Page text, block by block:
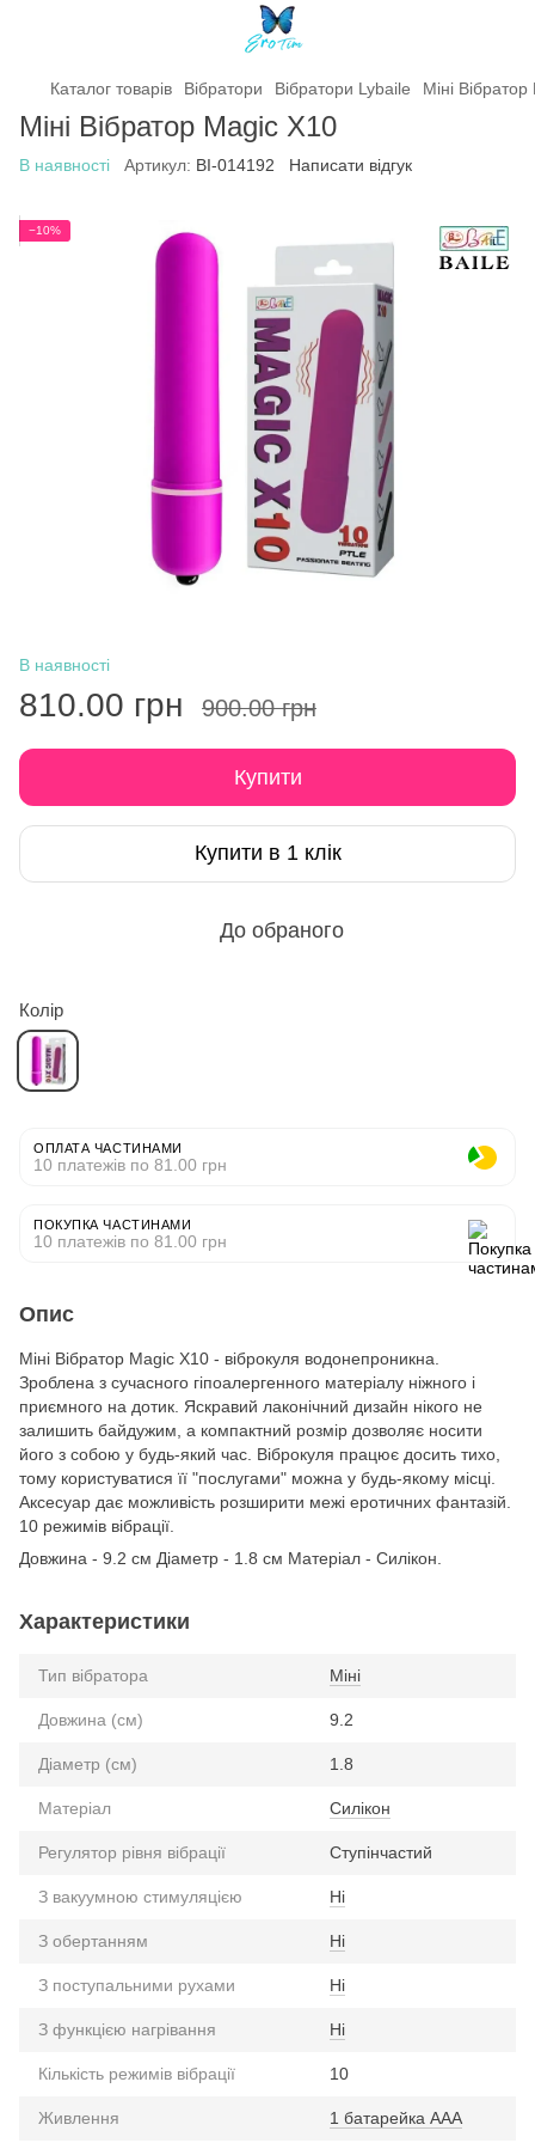
Каталог товарів Вібратори Вібратори Lybaile Міні
Міні Вібратор Magic X10
В наявності Артикул: BI-014192 Написати відгук
−10%
В наявності
810.00 грн 900.00 грн
Купити
Купити в 1 клік
До обраного
Колір
ОПЛАТА ЧАСТИНАМИ
10 платежів по 81.00 грн
ПОКУПКА ЧАСТИНАМИ
10 платежів по 81.00 грн
Опис
Міні Вібратор Magic X10 - віброкуля водонепроникна.
Зроблена з сучасного гіпоалергенного матеріалу ніжного і
приємного на дотик. Яскравий лаконічний дизайн нікого не
залишить байдужим, а компактний розмір дозволяє носити
його з собою у будь-який час. Віброкуля працює досить тихо,
тому користуватися її "послугами" можна у будь-якому місці.
Аксесуар дає можливість розширити межі еротичних фантазій.
10 режимів вібрації.
Довжина - 9.2 см Діаметр - 1.8 см Матеріал - Силікон.
Характеристики
Тип вібратора Міні
Довжина (см) 9.2
Діаметр (см) 1.8
Матеріал Силікон
Регулятор рівня вібрації Ступінчастий
З вакуумною стимуляцією Ні
З обертанням Ні
З поступальними рухами Ні
З функцією нагрівання Ні
Кількість режимів вібрації 10
Живлення 1 батарейка ААА